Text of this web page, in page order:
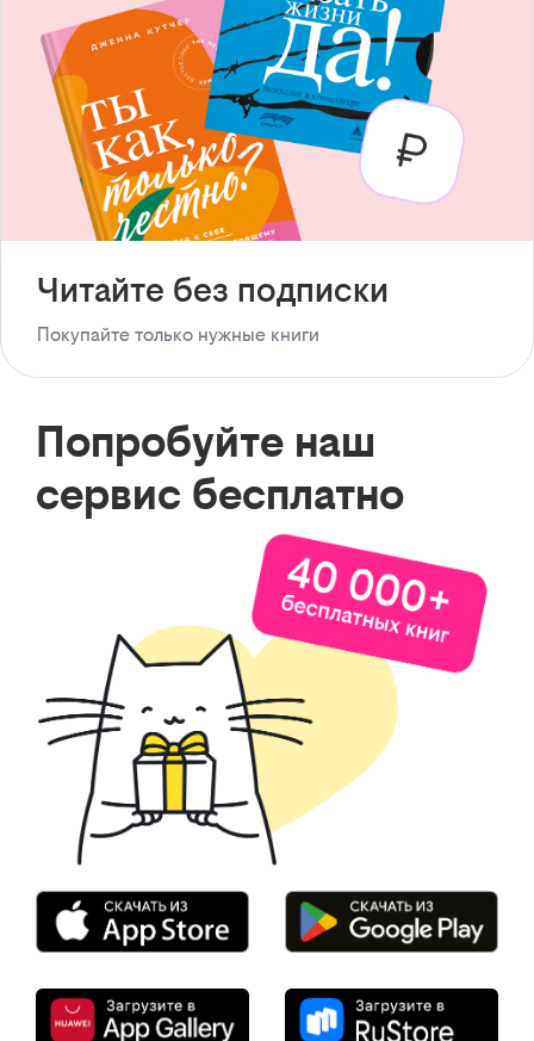
Читайте без подписки
Покупайте только нужные книги
Попробуйте наш
сервис бесплатно